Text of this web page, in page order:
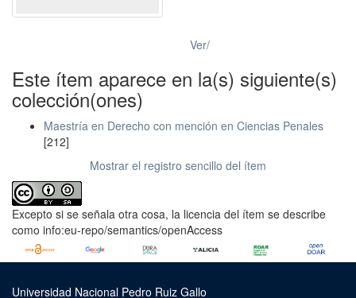
Ver/
Este ítem aparece en la(s) siguiente(s)
colección(ones)
Maestría en Derecho con mención en Ciencias Penales
[212]
Mostrar el registro sencillo del ítem
Excepto si se señala otra cosa, la licencia del ítem se describe
como info:eu-repo/semantics/openAccess
Universidad Nacional Pedro Ruiz Gallo